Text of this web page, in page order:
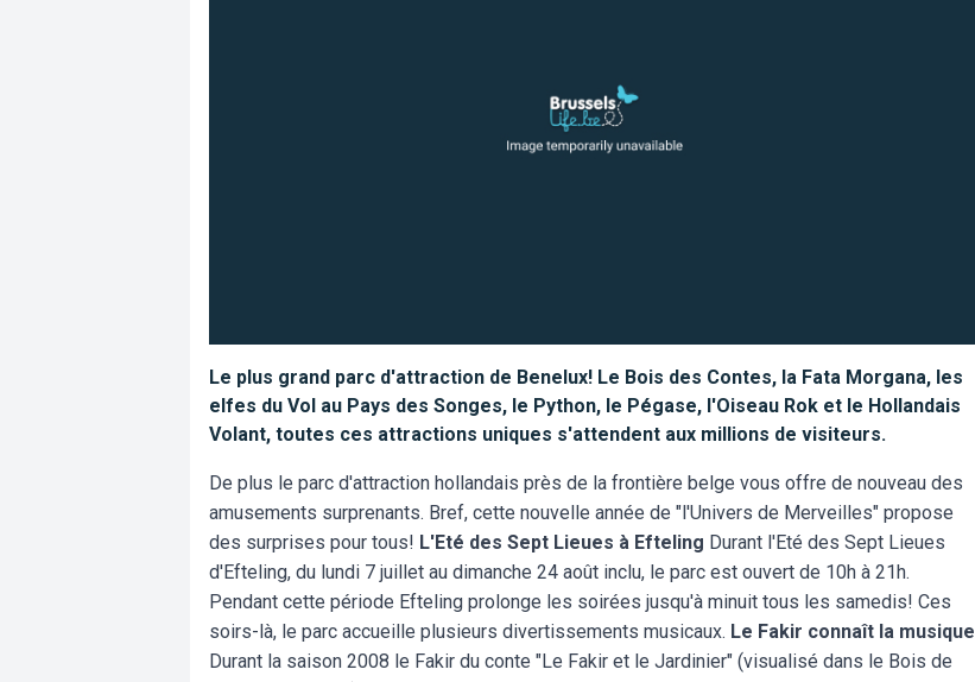
Le plus grand parc d'attraction de Benelux! Le Bois des Contes, la Fata Morgana, les
elfes du Vol au Pays des Songes, le Python, le Pégase, l'Oiseau Rok et le Hollandais
Volant, toutes ces attractions uniques s'attendent aux millions de visiteurs.
De plus le parc d'attraction hollandais près de la frontière belge vous offre de nouveau des
amusements surprenants. Bref, cette nouvelle année de "l'Univers de Merveilles" propose
des surprises pour tous! L'Eté des Sept Lieues à Efteling Durant l'Eté des Sept Lieues
d'Efteling, du lundi 7 juillet au dimanche 24 août inclu, le parc est ouvert de 10h à 21h.
Pendant cette période Efteling prolonge les soirées jusqu'à minuit tous les samedis! Ces
soirs-là, le parc accueille plusieurs divertissements musicaux. Le Fakir connaît la musique
Durant la saison 2008 le Fakir du conte "Le Fakir et le Jardinier" (visualisé dans le Bois de